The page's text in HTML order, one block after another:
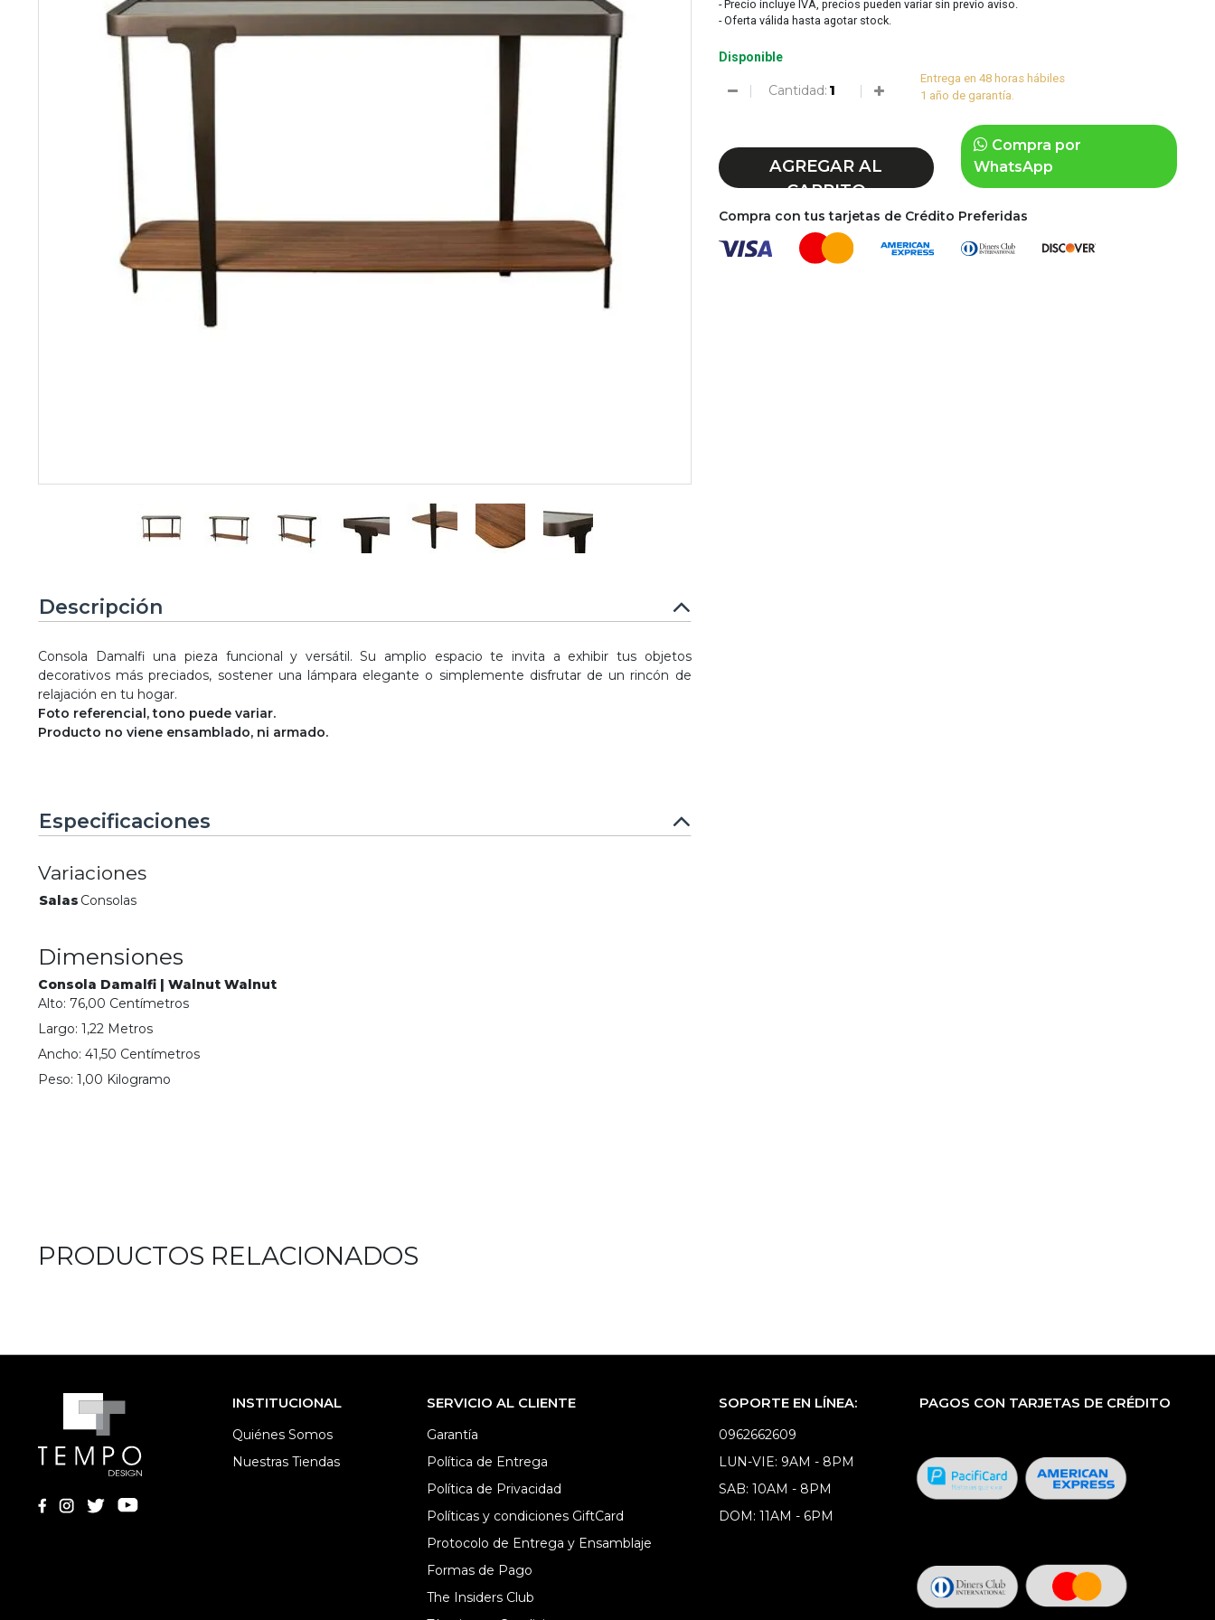
- Precio incluye IVA, precios pueden variar sin previo aviso.
- Oferta válida hasta agotar stock.
Disponible
Cantidad:
Entrega en 48 horas hábiles
1 año de garantía.
AGREGAR AL
CARRITO
Compra por
WhatsApp
Compra con tus tarjetas de Crédito Preferidas
Descripción
Consola Damalfi una pieza funcional y versátil. Su amplio espacio te invita a exhibir tus objetos
decorativos más preciados, sostener una lámpara elegante o simplemente disfrutar de un rincón de
relajación en tu hogar.
Foto referencial, tono puede variar.
Producto no viene ensamblado, ni armado.
Especificaciones
Variaciones
Salas Consolas
Dimensiones
Consola Damalfi | Walnut Walnut
Alto: 76,00 Centímetros
Largo: 1,22 Metros
Ancho: 41,50 Centímetros
Peso: 1,00 Kilogramo
PRODUCTOS RELACIONADOS
INSTITUCIONAL
Quiénes Somos
Nuestras Tiendas
SERVICIO AL CLIENTE
Garantía
Política de Entrega
Política de Privacidad
Políticas y condiciones GiftCard
Protocolo de Entrega y Ensamblaje
Formas de Pago
The Insiders Club
SOPORTE EN LÍNEA:
0962662609
LUN-VIE: 9AM - 8PM
SAB: 10AM - 8PM
DOM: 11AM - 6PM
PAGOS CON TARJETAS DE CRÉDITO